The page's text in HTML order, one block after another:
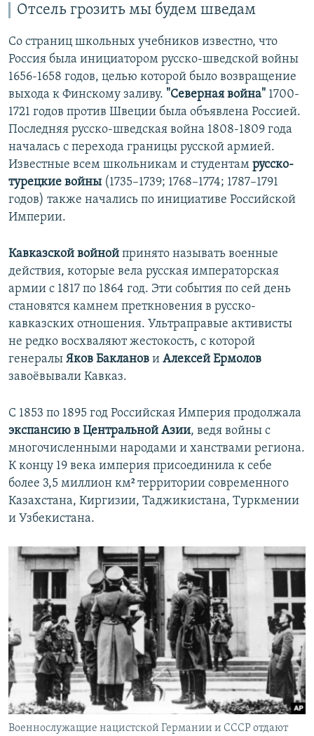
Отсель грозить мы будем шведам
Со страниц школьных учебников известно, что
Россия была инициатором русско-шведской войны
1656-1658 годов, целью которой было возвращение
выхода к Финскому заливу. "Северная война" 1700-
1721 годов против Швеции была объявлена Россией.
Последняя русско-шведская война 1808-1809 года
началась с перехода границы русской армией.
Известные всем школьникам и студентам русско-
турецкие войны (1735–1739; 1768–1774; 1787–1791
годов) также начались по инициативе Российской
Империи.
Кавказской войной принято называть военные
действия, которые вела русская императорская
армии с 1817 по 1864 год. Эти события по сей день
становятся камнем преткновения в русско-
кавказских отношения. Ультраправые активисты
не редко восхваляют жестокость, с которой
генералы Яков Бакланов и Алексей Ермолов
завоёвывали Кавказ.
С 1853 по 1895 год Российская Империя продолжала
экспансию в Центральной Азии, ведя войны с
многочисленными народами и ханствами региона.
К концу 19 века империя присоединила к себе
более 3,5 миллион км² территории современного
Казахстана, Киргизии, Таджикистана, Туркмении
и Узбекистана.
Военнослужащие нацистской Германии и СССР отдают